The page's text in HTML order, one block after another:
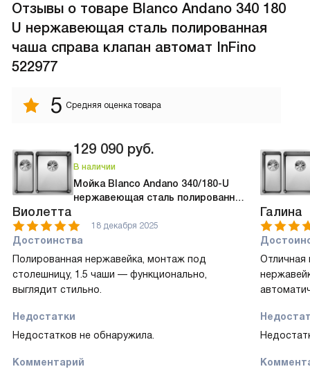
Отзывы о товаре Blanco Andano 340 180
U нержавеющая сталь полированная
чаша справа клапан автомат InFino
522977
5 Средняя оценка товара
129 090 руб.
В наличии
Мойка Blanco Andano 340/180-U
нержавеющая сталь полированная
522977
Виолетта
18 декабря 2025
Достоинства
Полированная нержавейка, монтаж под
столешницу, 1.5 чаши — функционально,
выглядит стильно.
Недостатки
Недостатков не обнаружила.
Комментарий
Галина
Отличная